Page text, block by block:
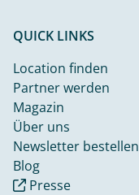
QUICK LINKS
Location finden
Partner werden
Magazin
Über uns
Newsletter bestellen
Blog
Presse